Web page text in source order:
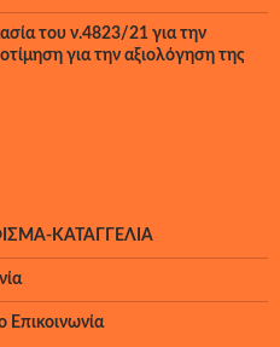
του ν.4823/21 για την
για την αξιολόγηση της
ΚΑΤΑΓΓΕΛΙΑ
Επικοινωνία